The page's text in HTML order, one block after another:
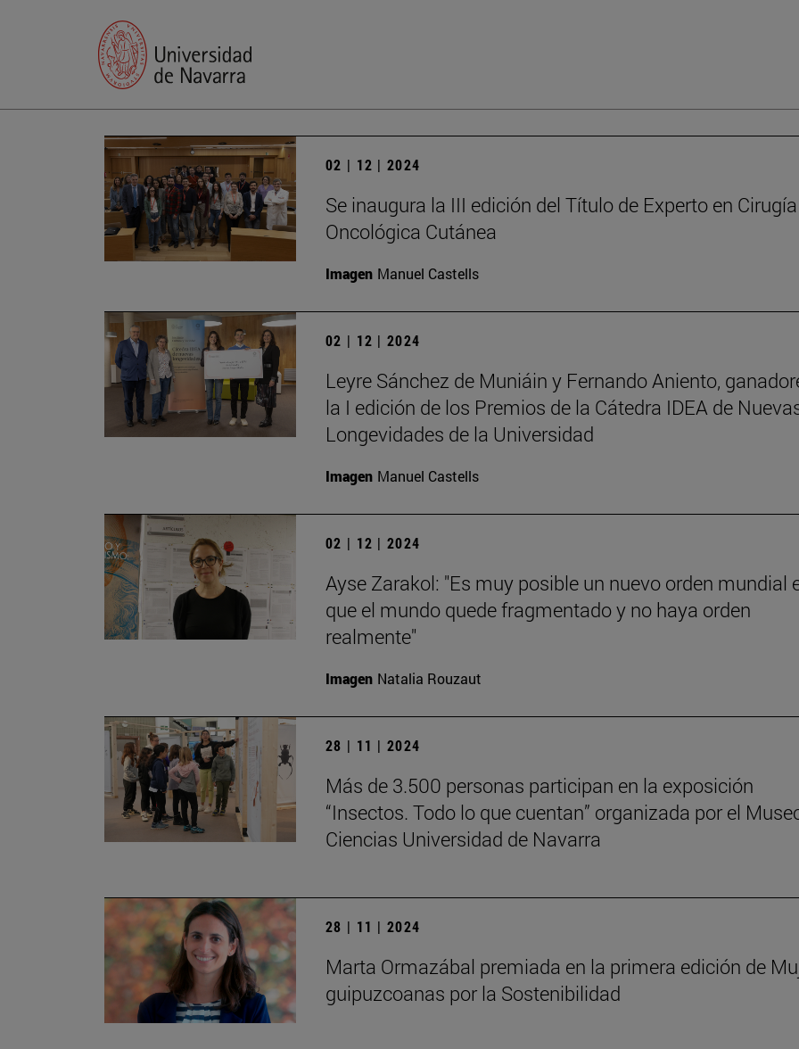
02 | 12 | 2024
Se inaugura la III edición del Título de Experto en Cirugía
Oncológica Cutánea
Imagen Manuel Castells
02 | 12 | 2024
Leyre Sánchez de Muniáin y Fernando Aniento,
la I edición de los Premios de la Cátedra IDEA de
Longevidades de la Universidad
Imagen Manuel Castells
02 | 12 | 2024
Ayse Zarakol: "Es muy posible un nuevo orden mundial
que el mundo quede fragmentado y no haya orden
realmente"
Imagen Natalia Rouzaut
28 | 11 | 2024
Más de 3.500 personas participan en la exposición
“Insectos. Todo lo que cuentan” organizada por el
Ciencias Universidad de Navarra
28 | 11 | 2024
Marta Ormazábal premiada en la primera edición de
guipuzcoanas por la Sostenibilidad